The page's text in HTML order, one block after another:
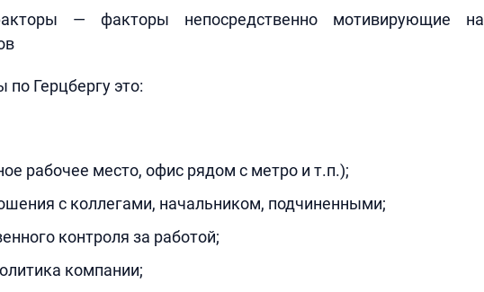
— факторы непосредственно мотивирующие на
по Герцбергу это:
рабочее место, офис рядом с метро и т.п.);
с коллегами, начальником, подчиненными;
контроля за работой;
компании;